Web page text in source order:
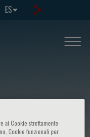
ES
ai Cookie strettamente
Cookie funzionali per